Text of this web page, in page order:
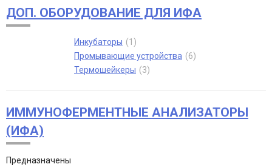
ДОП. ОБОРУДОВАНИЕ ДЛЯ ИФА
Инкубаторы
1
Промывающие устройства
6
Термошейкеры
3
ИММУНОФЕРМЕНТНЫЕ АНАЛИЗАТОРЫ
(ИФА)
Предназначены